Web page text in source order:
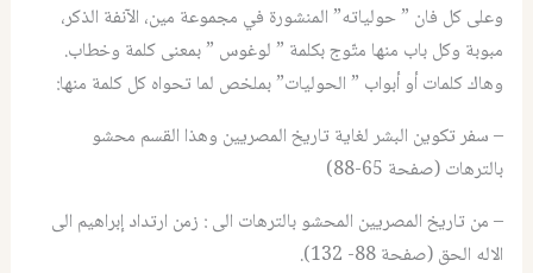
وعلى كل فان ” حولياته” المنشورة في مجموعة مين، الآنفة الذكر،
مبوبة وكل باب منها متّوج بكلمة ” لوغوس ” بمعنى كلمة وخطاب.
وهاك كلمات أو أبواب ” الحوليات” بملخص لما تحواه كل كلمة منها:
– سفر تكوين البشر لغاية تاريخ المصريين وهذا القسم محشو
بالترهات (صفحة 65-88)
– من تاريخ المصريين المحشو بالترهات الى : زمن ارتداد إبراهيم الى
الاله الحق (صفحة 88- 132).